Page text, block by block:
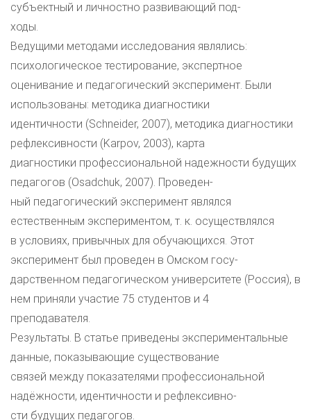
субъектный и личностно развивающий под-
ходы.
Ведущими методами исследования являлись:
психологическое тестирование, экспертное
оценивание и педагогический эксперимент. Были
использованы: методика диагностики
идентичности (Schneider, 2007), методика диагностики
рефлексивности (Karpov, 2003), карта
диагностики профессиональной надежности будущих
педагогов (Osadchuk, 2007). Проведен-
ный педагогический эксперимент являлся
естественным экспериментом, т. к. осуществлялся
в условиях, привычных для обучающихся. Этот
эксперимент был проведен в Омском госу-
дарственном педагогическом университете (Россия), в
нем приняли участие 75 студентов и 4
преподавателя.
Результаты. В статье приведены экспериментальные
данные, показывающие существование
связей между показателями профессиональной
надёжности, идентичности и рефлексивно-
сти будущих педагогов.